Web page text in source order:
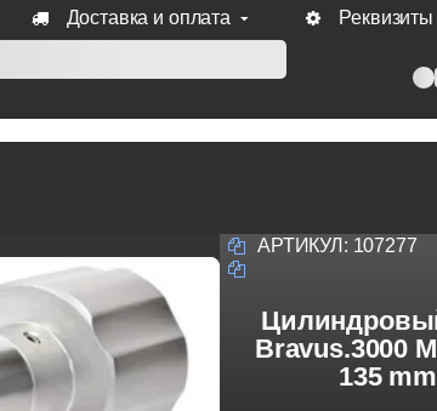
Доставка и оплата Реквизиты
Tupai, Extreza, Melodia, Forme при оплате по
АРТИКУЛ: 107277
Bravus.3000
135